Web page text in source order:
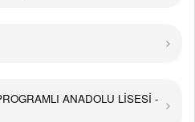
ANADOLU LİSESİ -